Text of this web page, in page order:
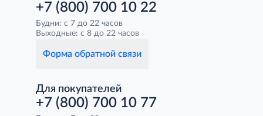
+7 (800) 700 10 22
Будни: с 7 до 22 часов
Выходные: с 8 до 22 часов
Форма обратной связи
Для покупателей
+7 (800) 700 10 77